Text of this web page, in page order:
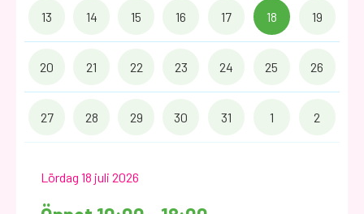
13 14 15 16 17 18 19
20 21 22 23 24 25 26
27 28 29 30 31 1 2
Lördag 18 juli 2026